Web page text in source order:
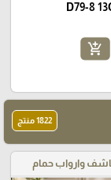
D79-8
add_shopping_cart
1822 منتج
وارواب حمام